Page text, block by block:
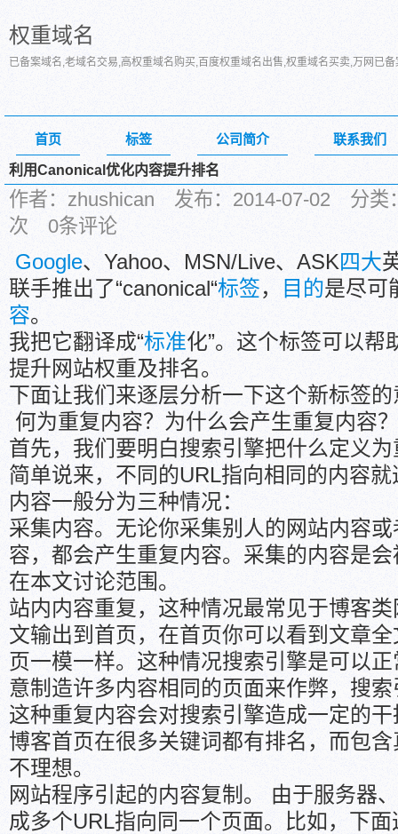
权重域名
已备案域名,老域名交易,高权重域名购买,百度权重域名出售,权重域名买卖,万网已
首页 标签 公司简介 联系我们
利用Canonical优化内容提升排名
作者：zhushican 发布：2014-07-02 分
次 0条评论
Google、Yahoo、MSN/Live、ASK四大
联手推出了“canonical“标签， 目的是尽可
容。
我把它翻译成“标准化”。这个标签可以帮
提升网站权重及排名。
下面让我们来逐层分析一下这个新标签
何为重复内容？为什么会产生重复内容？
首先，我们要明白搜索引擎把什么定义
简单说来，不同的URL指向相同的内容
内容一般分为三种情况：
采集内容。无论你采集别人的网站内容
容，都会产生重复内容。采集的内容是
在本文讨论范围。
站内内容重复，这种情况最常见于博客
文输出到首页，在首页你可以看到文章
页一模一样。这种情况搜索引擎是可以
意制造许多内容相同的页面来作弊，搜
这种重复内容会对搜索引擎造成一定的
博客首页在很多关键词都有排名，而包
不理想。
网站程序引起的内容复制。 由于服务器
成多个URL指向同一个页面。比如，下